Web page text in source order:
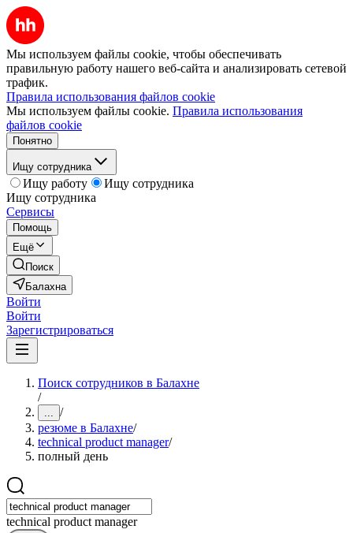
Мы используем файлы cookie, чтобы обеспечивать
правильную работу нашего веб-сайта и анализировать сетевой
трафик.
Правила использования файлов cookie
Мы используем файлы cookie. Правила использования
файлов cookie
Понятно
Ищу сотрудника
Ищу работу
Ищу сотрудника
Ищу сотрудника
Сервисы
Помощь
Ещё
Поиск
Балахна
Войти
Войти
Зарегистрироваться
Поиск сотрудников в Балахне
/
... /
резюме в Балахне/
technical product manager/
полный день
technical product manager